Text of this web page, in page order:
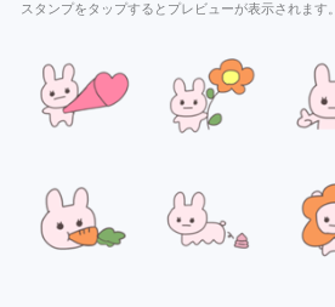
スタンプをタップするとプレビューが表示されます。